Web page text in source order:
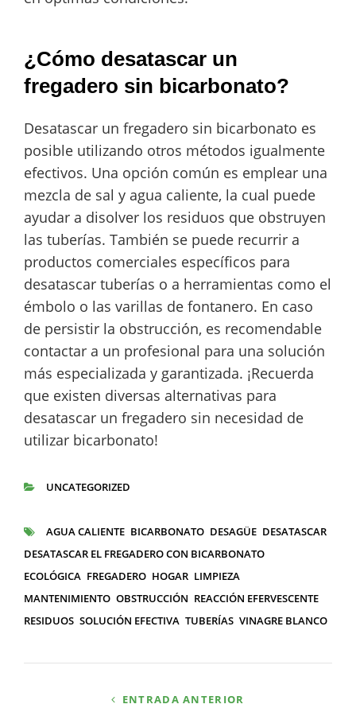
¿Cómo desatascar un
fregadero sin bicarbonato?
Desatascar un fregadero sin bicarbonato es
posible utilizando otros métodos igualmente
efectivos. Una opción común es emplear una
mezcla de sal y agua caliente, la cual puede
ayudar a disolver los residuos que obstruyen
las tuberías. También se puede recurrir a
productos comerciales específicos para
desatascar tuberías o a herramientas como el
émbolo o las varillas de fontanero. En caso
de persistir la obstrucción, es recomendable
contactar a un profesional para una solución
más especializada y garantizada. ¡Recuerda
que existen diversas alternativas para
desatascar un fregadero sin necesidad de
utilizar bicarbonato!
UNCATEGORIZED
ETIQUETAS
AGUA CALIENTE BICARBONATO DESAGÜE DESATASCAR
DESATASCAR EL FREGADERO CON BICARBONATO
ECOLÓGICA FREGADERO HOGAR LIMPIEZA
MANTENIMIENTO OBSTRUCCIÓN REACCIÓN EFERVESCENTE
RESIDUOS SOLUCIÓN EFECTIVA TUBERÍAS VINAGRE BLANCO
ENTRADA ANTERIOR